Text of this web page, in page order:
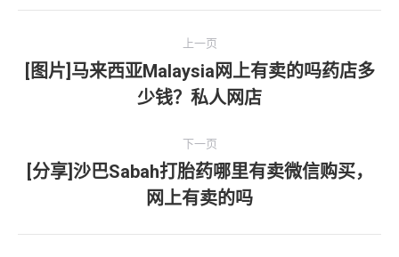
章
上一页
一
[图片]马来西亚Malaysia网上有卖的吗药店多
少钱？私人网店
下一页
下
一
文
[分享]沙巴Sabah打胎药哪里有卖微信购买，
网上有卖的吗